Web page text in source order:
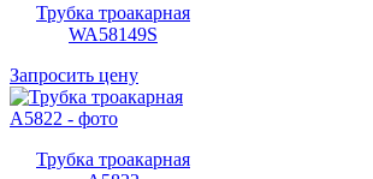
Трубка троакарная
WA58149S
Запросить цену
Трубка троакарная